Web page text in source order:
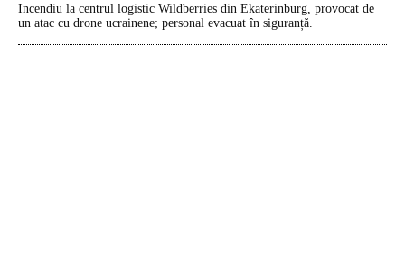
Incendiu la centrul logistic Wildberries din Ekaterinburg, provocat de
un atac cu drone ucrainene; personal evacuat în siguranță.